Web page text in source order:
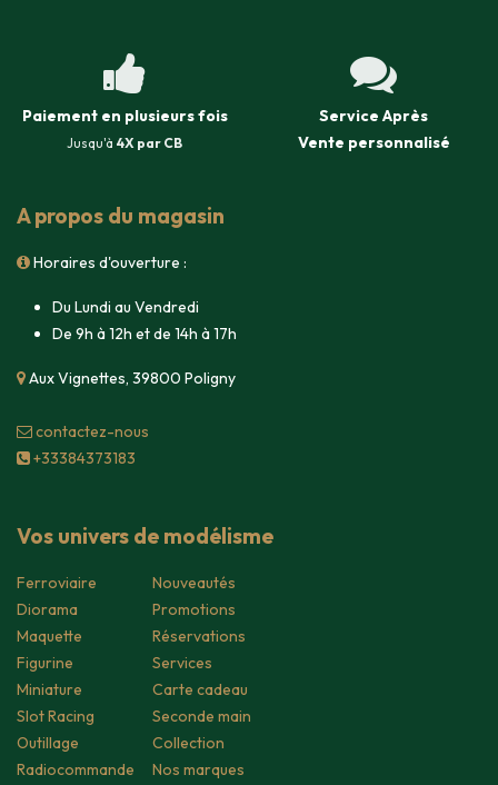
Paiement en plusieurs fois
Jusqu'à 4X par CB
Service Après
Vente personnalisé
A propos du magasin
Horaires d'ouverture :
Du Lundi au Vendredi
De 9h à 12h et de 14h à 17h
Aux Vignettes, 39800 Poligny
contacte​z-nous
+33384373183
Vos univers de modélisme
Ferroviaire
Diorama
Maquette
Figurine
Miniature
Slot Racing
Outillage
Radiocommande
Nouveautés
Promotions
Réservations
Services
Carte cadeau
Seconde main
Collection
Nos marques